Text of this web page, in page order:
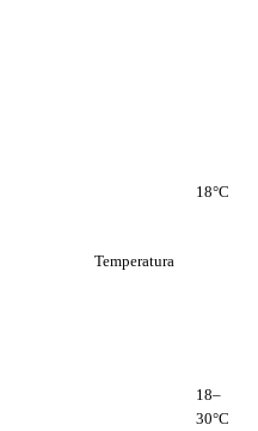
Temperatura
18°C
18–
30°C